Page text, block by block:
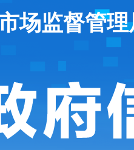
场监督管理